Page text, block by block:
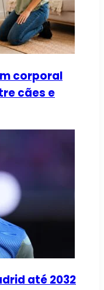
corporal
cães e
até 2032